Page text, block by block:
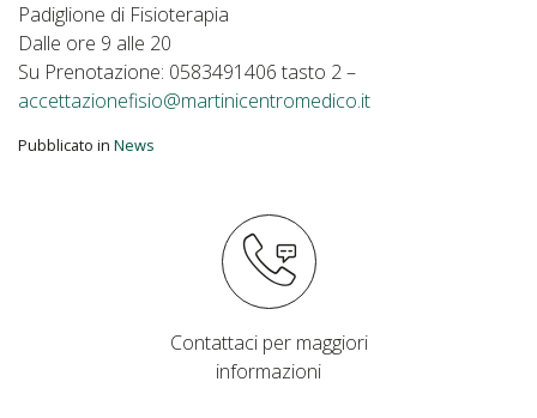
Padiglione di Fisioterapia
Dalle ore 9 alle 20
Su Prenotazione: 0583491406 tasto 2 –
accettazionefisio@martinicentromedico.it
Pubblicato in News
Contattaci per maggiori
informazioni